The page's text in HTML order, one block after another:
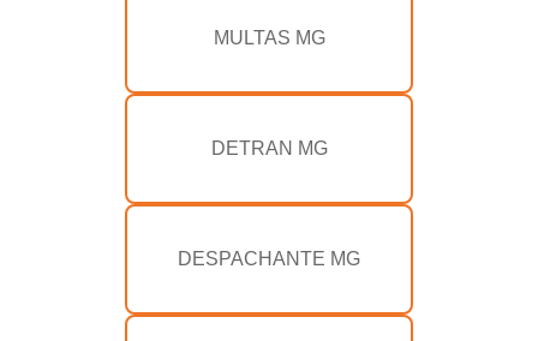
MULTAS MG
DETRAN MG
DESPACHANTE MG